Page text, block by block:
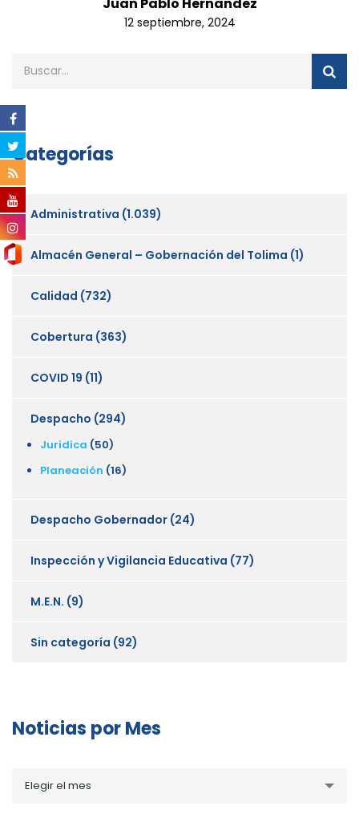
12 septiembre, 2024
Categorías
Administrativa (1.039)
Almacén General – Gobernación del Tolima (1)
Calidad (732)
Cobertura (363)
COVID 19 (11)
Despacho (294)
Juridica (50)
Planeación (16)
Despacho Gobernador (24)
Inspección y Vigilancia Educativa (77)
M.E.N. (9)
Sin categoría (92)
Noticias por Mes
porElegir el mes